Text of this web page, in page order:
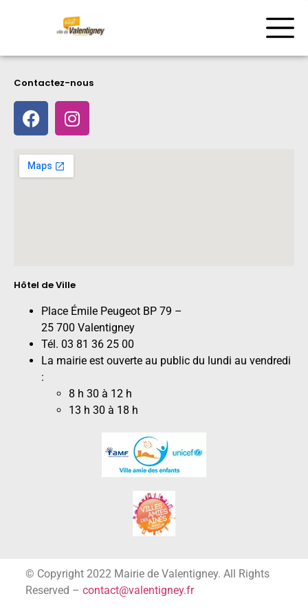
Contactez-nous
Hôtel de Ville
Place Émile Peugeot BP 79 –
25 700 Valentigney
Tél. 03 81 36 25 00
La mairie est ouverte au public du lundi au vendredi
:
8 h 30 à 12 h
13 h 30 à 18 h
© Copyright 2022 Mairie de Valentigney. All Rights
Reserved – contact@valentigney.fr